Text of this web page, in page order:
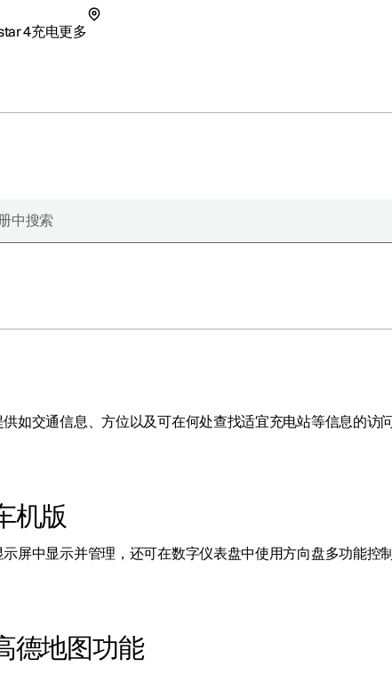
4充电更多
新闻
如交通信息、方位以及可在何处查找适宜充电站等信息的访问
机版
屏中显示并管理，还可在数字仪表盘中使用方向盘多功能控
德地图功能